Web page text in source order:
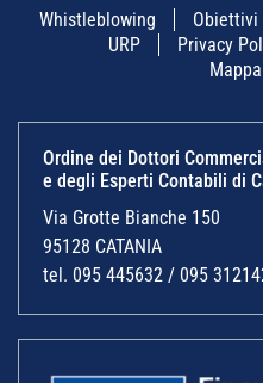
Whistleblowing Obiettivi
URP
Privacy
Ordine dei Dottori
e degli Esperti Contabili di
Via Grotte Bianche 150
95128 CATANIA
tel. 095 445632 / 095